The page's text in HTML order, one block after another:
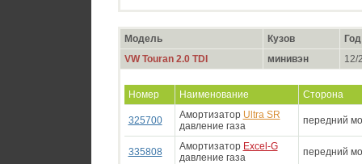
Модель Кузов
VW Touran 2.0 TDI
минивэн 12/
Номер Наименование Сторона
325700 Амортизатор Ultra SR
давление газа
передний
335808 Амортизатор Excel-G
давление газа
передний